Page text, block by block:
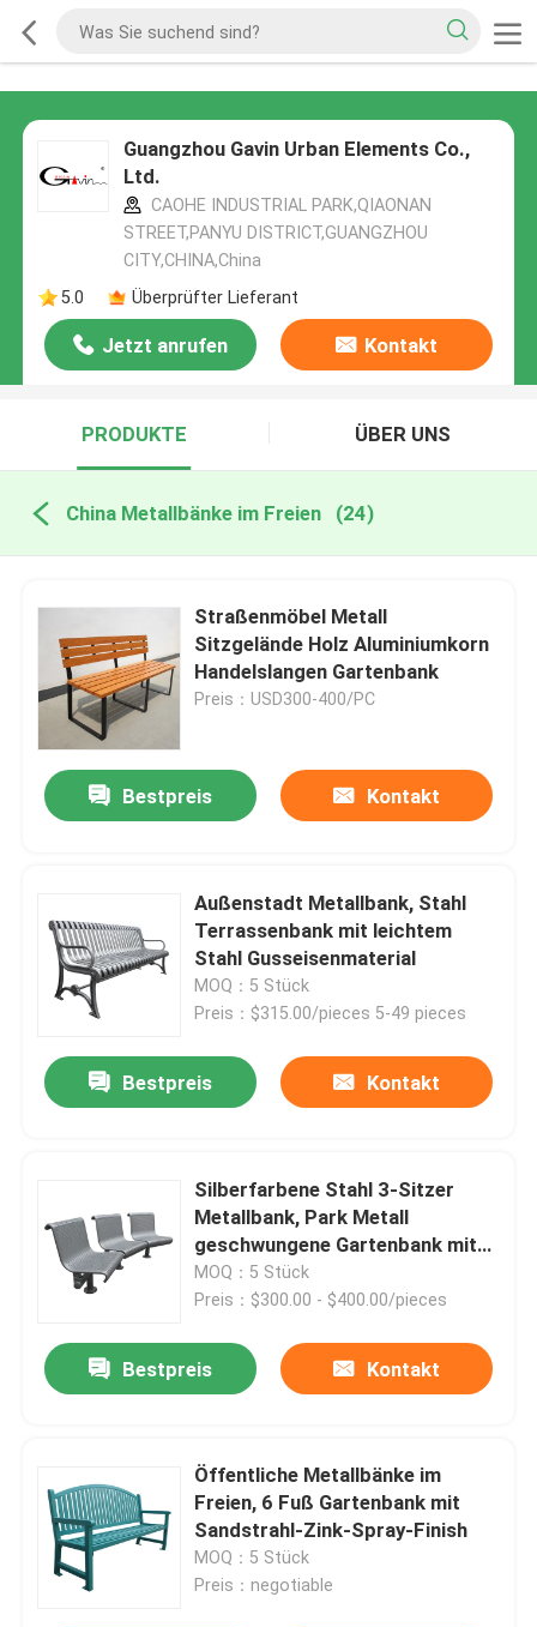
Guangzhou Gavin Urban Elements Co.,
Ltd.
CAOHE INDUSTRIAL PARK,QIAONAN
STREET,PANYU DISTRICT,GUANGZHOU
CITY,CHINA,China
5.0
Überprüfter Lieferant
Jetzt anrufen Kontakt
PRODUKTE ÜBER UNS
China Metallbänke im Freien (24)
Straßenmöbel Metall
Sitzgelände Holz Aluminiumkorn
Handelslangen Gartenbank
Preis：USD300-400/PC
Bestpreis Kontakt
Außenstadt Metallbank, Stahl
Terrassenbank mit leichtem
Stahl Gusseisenmaterial
MOQ：5 Stück
Preis：$315.00/pieces 5-49 pieces
Bestpreis Kontakt
Silberfarbene Stahl 3-Sitzer
Metallbank, Park Metall
geschwungene Gartenbank mit
Rückenlehne
MOQ：5 Stück
Preis：$300.00 - $400.00/pieces
Bestpreis Kontakt
Öffentliche Metallbänke im
Freien, 6 Fuß Gartenbank mit
Sandstrahl-Zink-Spray-Finish
MOQ：5 Stück
Preis：negotiable